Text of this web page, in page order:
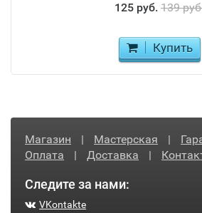
125 руб. 139
Купить
Магазин | Мастерская |
Оплата
| Доставка |
Следите за нами:
VKontakte